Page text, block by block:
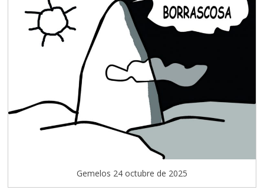
Gemelos 24 octubre de 2025